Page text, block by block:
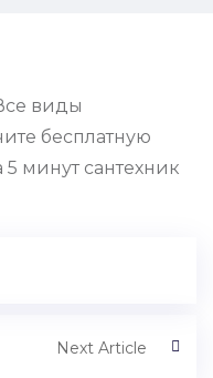
виды
бесплатную
минут сантехник
Next Article